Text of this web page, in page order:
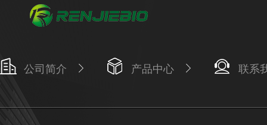
公司简介 产品中心 联系